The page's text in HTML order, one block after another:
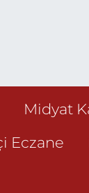
Midyat
Eczane